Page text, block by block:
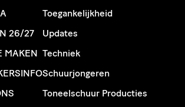
26/27
MAKEN
Toegankelijkheid
Updates
Techniek
Schuurjongeren
Toneelschuur Producties